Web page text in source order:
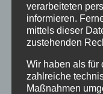
Tanzkurs
Training
verarbeiteten
informieren.
mittels dieser
zustehenden
Wir haben als für
zahlreiche
Maßnahmen